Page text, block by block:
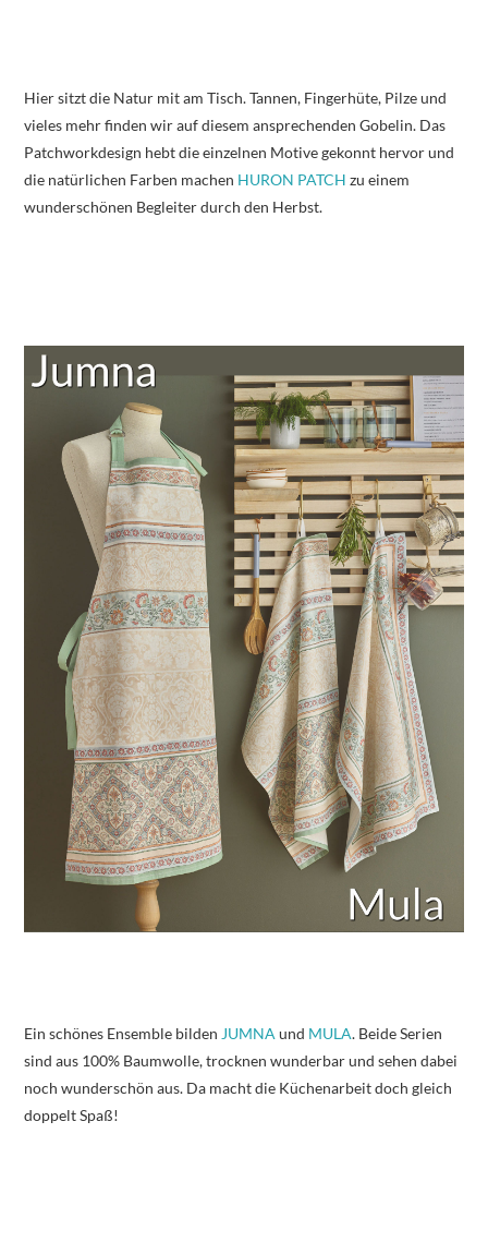
Hier sitzt die Natur mit am Tisch. Tannen, Fingerhüte, Pilze und
vieles mehr finden wir auf diesem ansprechenden Gobelin. Das
Patchworkdesign hebt die einzelnen Motive gekonnt hervor und
die natürlichen Farben machen HURON PATCH zu einem
wunderschönen Begleiter durch den Herbst.
Ein schönes Ensemble bilden JUMNA und MULA. Beide Serien
sind aus 100% Baumwolle, trocknen wunderbar und sehen dabei
noch wunderschön aus. Da macht die Küchenarbeit doch gleich
doppelt Spaß!